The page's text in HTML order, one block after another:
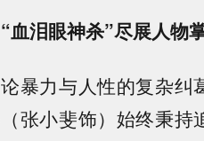
血泪眼神杀”尽展人物
暴力与人性的复杂
张小斐饰）始终秉持